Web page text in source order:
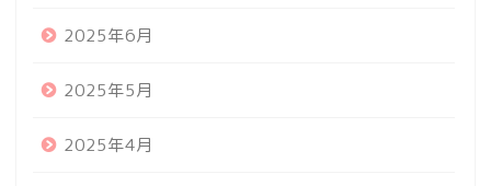
2025年6月
2025年5月
2025年4月